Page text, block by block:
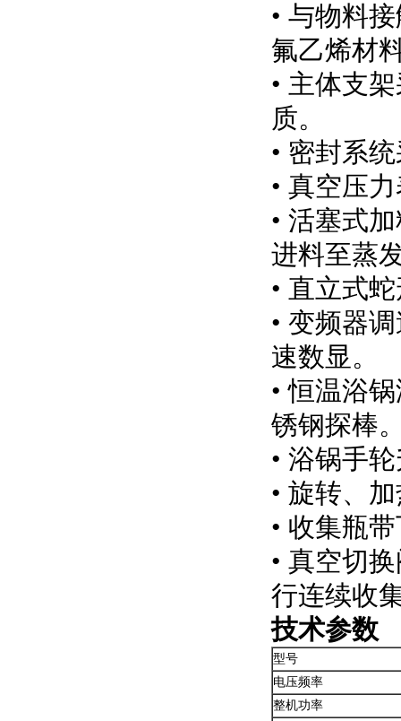
• 与物料
氟乙烯材
• 主体支
质。
• 密封系
• 真空压
• 活塞式
进料至蒸
• 直立式
• 变频器
速数显。
• 恒温浴
锈钢探棒
• 浴锅手
• 旋转、
• 收集瓶
• 真空切
行连续收
技术参数
型号
电压频率
整机功率